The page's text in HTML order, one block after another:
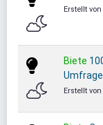
Erstellt von
Biete
Umfrage
Erstellt von